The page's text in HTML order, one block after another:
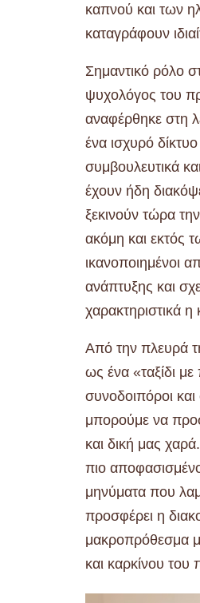
καπνού και των
καταγράφουν
Σημαντικό ρόλο
ψυχολόγος του
αναφέρθηκε στη
ένα ισχυρό
συμβουλευτικά
έχουν ήδη
ξεκινούν τώρα
ακόμη και εκτός
ικανοποιημένοι
ανάπτυξης και
χαρακτηριστικά
Από την πλευρά
ως ένα «ταξίδι με
συνοδοιπόροι
μπορούμε να
και δική μας
πιο
μηνύματα που
προσφέρει η
μακροπρόθεσμα
και καρκίνου του